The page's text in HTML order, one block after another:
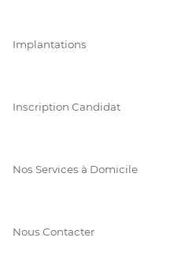
Implantations
Inscription Candidat
Nos Services à Domicile
Nous Contacter